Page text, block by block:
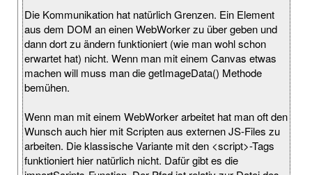
Die Kommunikation hat natürlich Grenzen. Ein Element
aus dem DOM an einen WebWorker zu über geben und
dann dort zu ändern funktioniert (wie man wohl schon
erwartet hat) nicht. Wenn man mit einem Canvas etwas
machen will muss man die getImageData() Methode
bemühen.
Wenn man mit einem WebWorker arbeitet hat man oft den
Wunsch auch hier mit Scripten aus externen JS-Files zu
arbeiten. Die klassische Variante mit den <script>-Tags
funktioniert hier natürlich nicht. Dafür gibt es die